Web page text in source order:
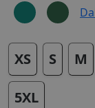
XS S M
5XL